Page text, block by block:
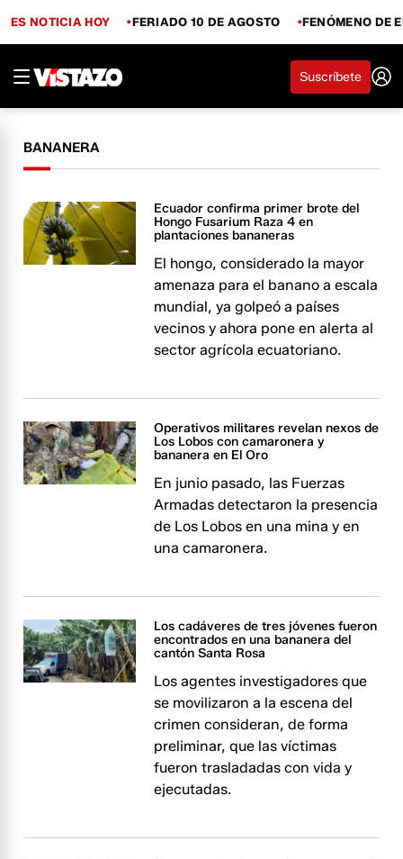
ES NOTICIA HOY FERIADO 10 DE AGOSTO FENÓMENO DE
Suscríbete
BANANERA
Ecuador confirma primer brote del
Hongo Fusarium Raza 4 en
plantaciones bananeras
El hongo, considerado la mayor
amenaza para el banano a escala
mundial, ya golpeó a países
vecinos y ahora pone en alerta al
sector agrícola ecuatoriano.
Operativos militares revelan nexos de
Los Lobos con camaronera y
bananera en El Oro
En junio pasado, las Fuerzas
Armadas detectaron la presencia
de Los Lobos en una mina y en
una camaronera.
Los cadáveres de tres jóvenes fueron
encontrados en una bananera del
cantón Santa Rosa
Los agentes investigadores que
se movilizaron a la escena del
crimen consideran, de forma
preliminar, que las víctimas
fueron trasladadas con vida y
ejecutadas.